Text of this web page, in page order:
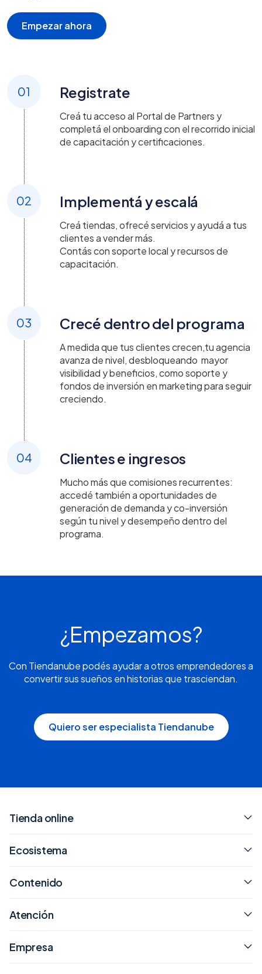
Empezar ahora
01 Registrate
Creá tu acceso al Portal de Partners y
completá el onboarding con el recorrido inicial
de capacitación y certificaciones.
02 Implementá y escalá
Creá tiendas, ofrecé servicios y ayudá a tus
clientes a vender más.
Contás con soporte local y recursos de
capacitación.
03 Crecé dentro del programa
A medida que tus clientes crecen,tu agencia
avanza de nivel, desbloqueando mayor
visibilidad y beneficios, como soporte y
fondos de inversión en marketing para seguir
creciendo.
04 Clientes e ingresos
Mucho más que comisiones recurrentes:
accedé también a oportunidades de
generación de demanda y co-inversión
según tu nivel y desempeño dentro del
programa.
¿Empezamos?
Con Tiendanube podés ayudar a otros emprendedores a
convertir sus sueños en historias que trasciendan.
Quiero ser especialista Tiendanube
Tienda online
Ecosistema
Contenido
Atención
Empresa